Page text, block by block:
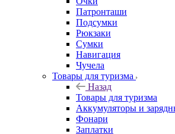
Патронташи
Подсумки
Рюкзаки
Сумки
Навигация
Чучела
Товары для туризма
Назад
Товары для туризма
Аккумуляторы и
Фонари
Заплатки